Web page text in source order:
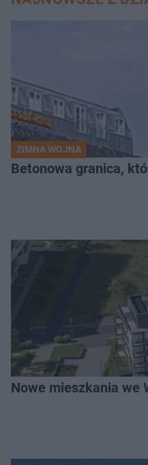
ZIMNA WOJNA
Betonowa granica,
Nowe mieszkania we